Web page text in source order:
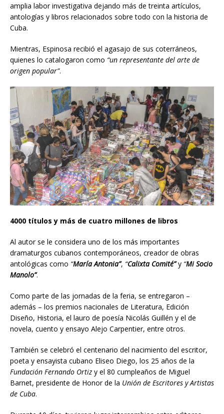
amplia labor investigativa dejando más de treinta artículos,
antologías y libros relacionados sobre todo con la historia de
Cuba.
Mientras, Espinosa recibió el agasajo de sus coterráneos,
quienes lo catalogaron como “un representante del arte de
origen popular”.
4000 títulos y más de cuatro millones de libros
Al autor se le considera uno de los más importantes
dramaturgos cubanos contemporáneos, creador de obras
antológicas como “María Antonia”, “Calixta Comité”y “Mi Socio
Manolo”.
Como parte de las jornadas de la feria, se entregaron –
además – los premios nacionales de Literatura, Edición
Diseño, Historia, el lauro de poesía Nicolás Guillén y el de
novela, cuento y ensayo Alejo Carpentier, entre otros.
También se celebró el centenario del nacimiento del escritor,
poeta y ensayista cubano Eliseo Diego, los 25 años de la
Fundación Fernando Ortiz y el 80 cumpleaños de Miguel
Barnet, presidente de Honor de la Unión de Escritores y Artistas
de Cuba.